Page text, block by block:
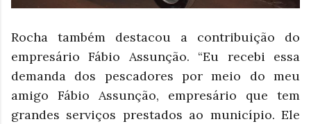
Rocha também destacou a contribuição do
empresário Fábio Assunção. “Eu recebi essa
demanda dos pescadores por meio do meu
amigo Fábio Assunção, empresário que tem
grandes serviços prestados ao município. Ele